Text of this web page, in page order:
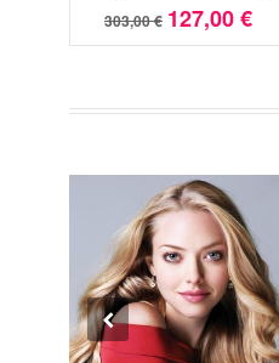
303,00 € 127,00 €